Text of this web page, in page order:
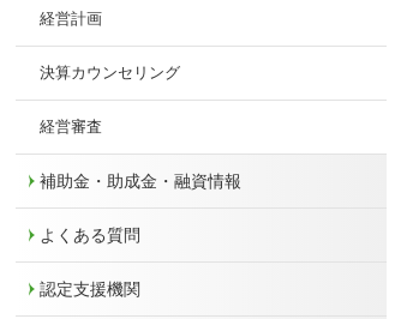
経営計画
決算カウンセリング
経営審査
補助金・助成金・融資情報
よくある質問
認定支援機関